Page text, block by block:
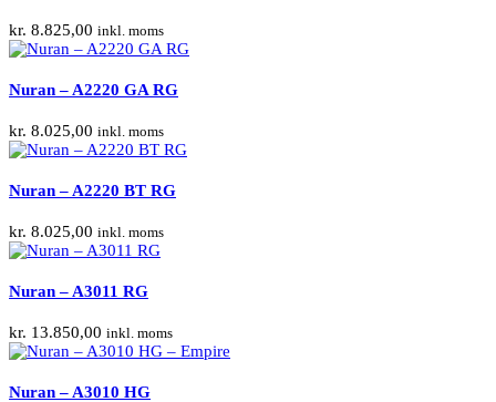
kr. 8.825,00 inkl. moms
Nuran – A2220 GA RG
kr. 8.025,00 inkl. moms
Nuran – A2220 BT RG
kr. 8.025,00 inkl. moms
Nuran – A3011 RG
kr. 13.850,00 inkl. moms
Nuran – A3010 HG